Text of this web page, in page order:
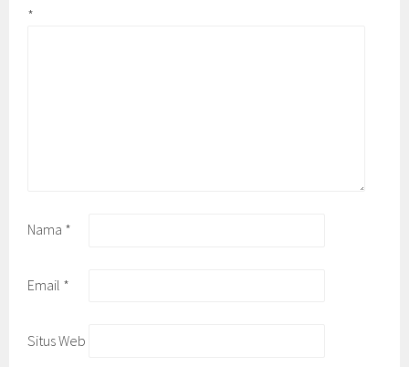
*
Nama *
Email *
Situs Web